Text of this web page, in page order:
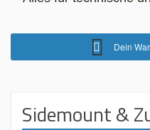
Dein
Sidemount &